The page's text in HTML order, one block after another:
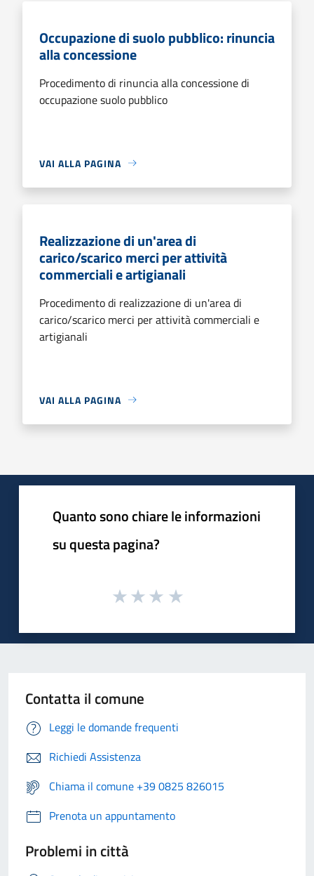
Occupazione di suolo pubblico: rinuncia
alla concessione
Procedimento di rinuncia alla concessione di
occupazione suolo pubblico
VAI ALLA PAGINA
Realizzazione di un'area di
carico/scarico merci per attività
commerciali e artigianali
Procedimento di realizzazione di un'area di
carico/scarico merci per attività commerciali e
artigianali
VAI ALLA PAGINA
Quanto sono chiare le informazioni
su questa pagina?
Contatta il comune
Leggi le domande frequenti
Richiedi Assistenza
Chiama il comune +39 0825 826015
Prenota un appuntamento
Problemi in città